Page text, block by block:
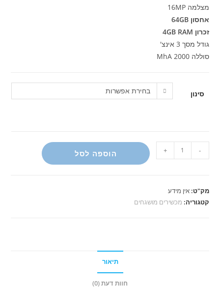
מצלמה 16MP
אחסון 64GB
זכרון 4GB RAM
גודל מסך 3 אינצ'
סוללה 2000 MhA
סינון בחירת אפשרות
של
Jelly
2E
-
+ הוספה לסל
מק"ט:אין מידע
קטגוריה: מכשירים מושגחים
תיאור
חוות דעת (0)